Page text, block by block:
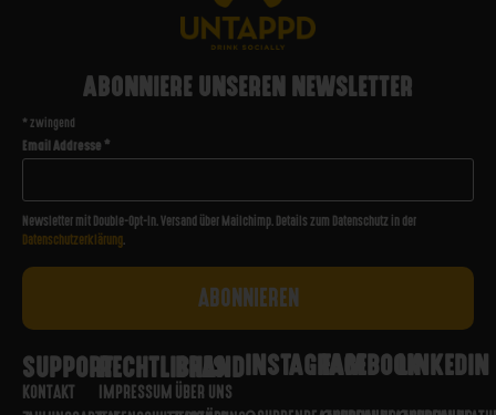
ABONNIERE UNSEREN NEWSLETTER
* zwingend
Email Addresse*
Newsletter mit Double-Opt-In. Versand über Mailchimp. Details zum Datenschutz in der
Datenschutzerklärung.
SUPPORT
KONTAKT
RECHTLICHES
IMPRESSUM
BRAND
ÜBER UNS
INSTAGRAMFACEBOOKLINKEDIN